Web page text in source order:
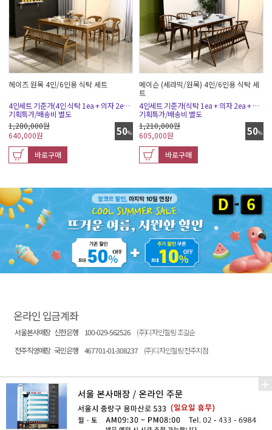
헤이즈 원목 4인/6인용 식탁 세트
4인세트 기준가(4인 식탁 1ea + 의자 2ea + 벤치(소) 1ea)
기획특가/배송비 별도
50%
1,280,000원
640,000원
바로구매
메이슨 (세라믹/원목) 4인/6인용 식탁 세
트
4인세트 기준가(식탁 1ea + 의자 2ea + 벤치소 1ea)
기획특가/배송비 별도
50%
1,210,000원
605,000원
바로구매
온라인 입금계좌
서울본사매장 신한은행 100-029-562526
(주)디자인힐링 조길순
전주직영매장 국민은행 467701-01-308237 (주)디자인힐링 전주지점